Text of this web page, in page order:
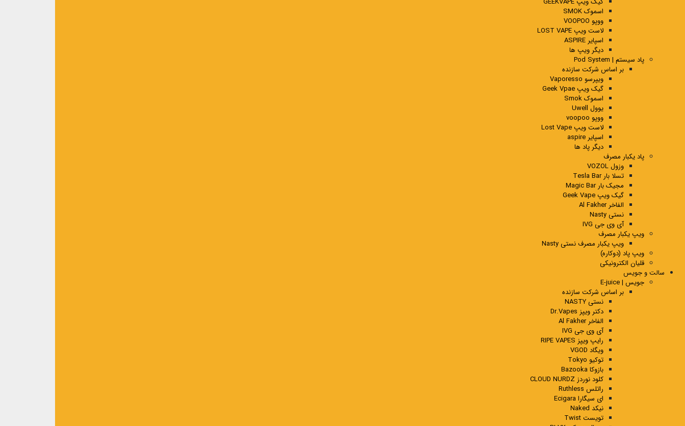
اسموک SMOK
ووپو VOOPOO
لاست ویپ LOST VAPE
اسپایر ASPIRE
دیگر ویپ ها
پاد سیستم | Pod System
بر اساس شرکت سازنده
ویپرسو Vaporesso
گیک ویپ Geek Vpae
اسموک Smok
یوول Uwell
ووپو voopoo
لاست ویپ Lost Vape
اسپایر aspire
دیگر پاد ها
پاد یکبار مصرف
وزول VOZOL
تسلا بار Tesla Bar
مجیک بار Magic Bar
گیک ویپ Geek Vape
الفاخر Al Fakher
نستی Nasty
آی وی جی IVG
ویپ یکبار مصرف
ویپ یکبار مصرف نستی Nasty
ویپ پاد (دوکاره)
قلیان الکترونیکی
سالت و جویس
جویس | E-juice
بر اساس شرکت سازنده
نستی NASTY
دکتر ویپز Dr.Vapes
الفاخر Al Fakher
آی وی جی IVG
رایپ ویپز RIPE VAPES
ویگاد VGOD
توکیو Tokyo
بازوکا Bazooka
کلود نوردز CLOUD NURDZ
راتلس Ruthless
ای سیگارا Ecigara
نیکد Naked
تویست Twist